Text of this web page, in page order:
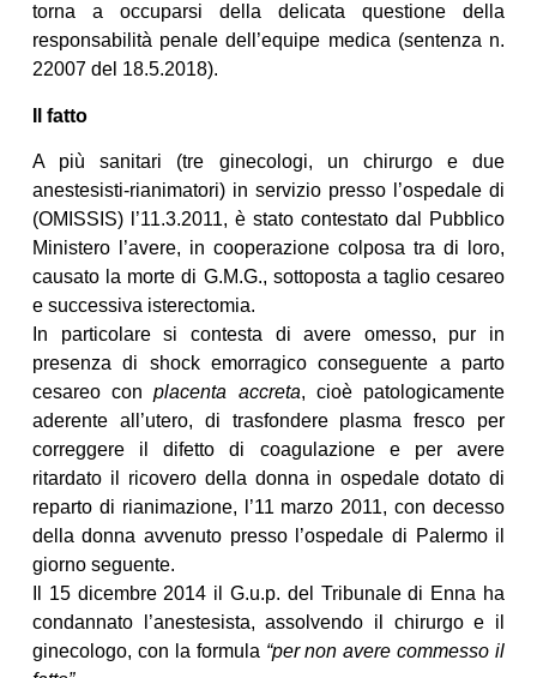
torna a occuparsi della delicata questione della
responsabilità penale dell’equipe medica (sentenza n.
22007 del 18.5.2018).
Il fatto
A più sanitari (tre ginecologi, un chirurgo e due
anestesisti-rianimatori) in servizio presso l’ospedale di
(OMISSIS) l’11.3.2011, è stato contestato dal Pubblico
Ministero l’avere, in cooperazione colposa tra di loro,
causato la morte di G.M.G., sottoposta a taglio cesareo
e successiva isterectomia.
In particolare si contesta di avere omesso, pur in
presenza di shock emorragico conseguente a parto
cesareo conplacenta accreta, cioè patologicamente
aderente all’utero, di trasfondere plasma fresco per
correggere il difetto di coagulazione e per avere
ritardato il ricovero della donna in ospedale dotato di
reparto di rianimazione, l’11 marzo 2011, con decesso
della donna avvenuto presso l’ospedale di Palermo il
giorno seguente.
Il 15 dicembre 2014 il G.u.p. del Tribunale di Enna ha
condannato l’anestesista, assolvendo il chirurgo e il
ginecologo, con la formula “per non avere commesso il